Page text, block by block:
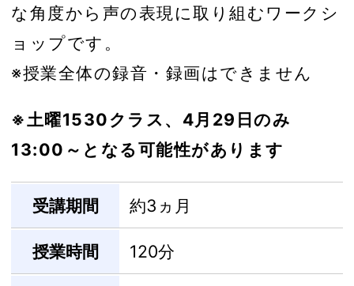
な角度から声の表現に取り組むワークシ
ョップです。
※授業全体の録音・録画はできません
※土曜1530クラス、4月29日のみ
13:00～となる可能性があります
受講期間 約3ヵ月
授業時間 120分